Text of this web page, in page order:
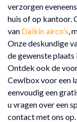
verzorgen
huis of op kantoor.
van Daikin airco’s,
Onze deskundige
de gewenste
Ontdek ook de
Cewlbox voor een
eenvoudig een
u vragen over een
contact met ons op.